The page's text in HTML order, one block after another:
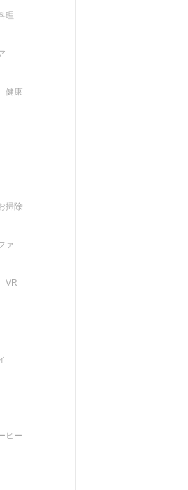
理
健康
掃除
ァ
VR
ヒー